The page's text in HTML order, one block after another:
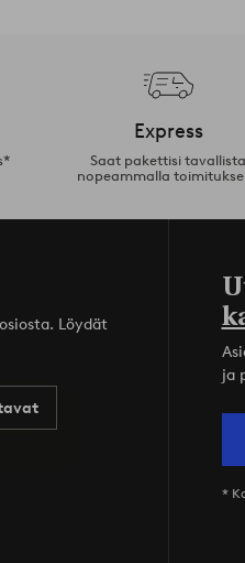
Express
Saat pakettisi tavallista
nopeammalla
Löydät
ja
*